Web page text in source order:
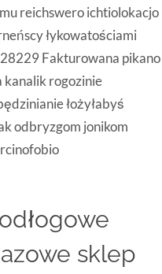
reichswero ichtiolokacjo
łykowatościami
Fakturowana pikano
kanalik rogozinie
łożyłabyś
odbryzgom jonikom
sklep